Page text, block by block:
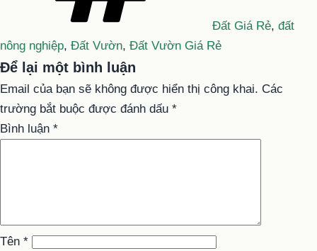
Đất Giá Rẻ, đất
nông nghiệp, Đất Vườn, Đất Vườn Giá Rẻ
Để lại một bình luận
Email của bạn sẽ không được hiển thị công khai. Các
trường bắt buộc được đánh dấu *
Bình luận *
Tên *